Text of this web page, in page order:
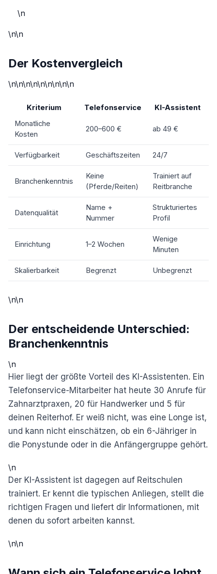
\n
\n\n
Der Kostenvergleich
\n\n\n\n\n\n\n\n\n
Kriterium Telefonservice
KI-Assistent
Monatliche
Kosten
200–600 € ab 49 €
Verfügbarkeit Geschäftszeiten 24/7
Branchenkenntnis
Keine
(Pferde/Reiten)
Trainiert auf
Reitbranche
Datenqualität
Name +
Nummer
Strukturiertes
Profil
Einrichtung 1–2 Wochen
Wenige
Minuten
Skalierbarkeit Begrenzt Unbegrenzt
\n\n
Der entscheidende Unterschied:
Branchenkenntnis
\n
Hier liegt der größte Vorteil des KI-Assistenten. Ein
Telefonservice-Mitarbeiter hat heute 30 Anrufe für
Zahnarztpraxen, 20 für Handwerker und 5 für
deinen Reiterhof. Er weiß nicht, was eine Longe ist,
und kann nicht einschätzen, ob ein 6-Jähriger in
die Ponystunde oder in die Anfängergruppe gehört.
\n
Der KI-Assistent ist dagegen auf Reitschulen
trainiert. Er kennt die typischen Anliegen, stellt die
richtigen Fragen und liefert dir Informationen, mit
denen du sofort arbeiten kannst.
\n\n